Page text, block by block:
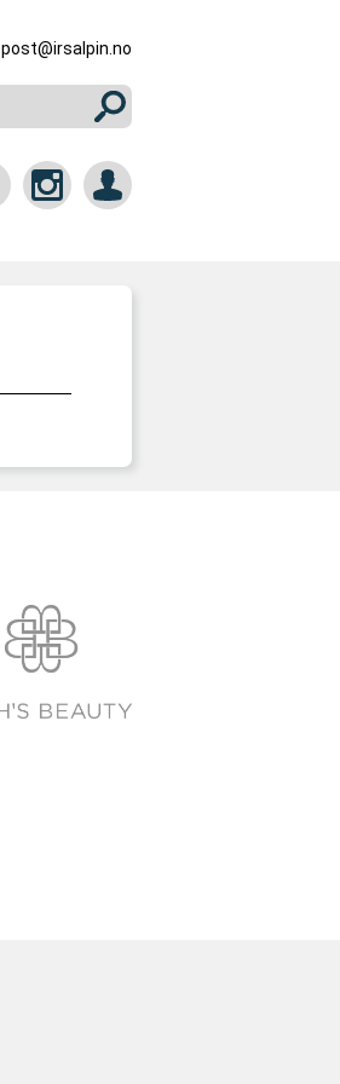
post@irsalpin.no